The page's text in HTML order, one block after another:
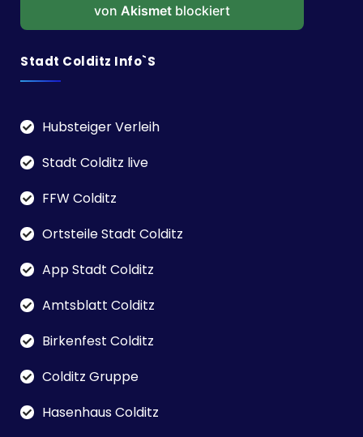
von Akismet blockiert
Stadt Colditz Info`s
Hubsteiger Verleih
Stadt Colditz live
FFW Colditz
Ortsteile Stadt Colditz
App Stadt Colditz
Amtsblatt Colditz
Birkenfest Colditz
Colditz Gruppe
Hasenhaus Colditz